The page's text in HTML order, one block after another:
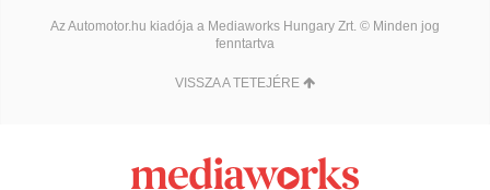
Az Automotor.hu kiadója a Mediaworks Hungary Zrt. © Minden jog
fenntartva
VISSZA A TETEJÉRE